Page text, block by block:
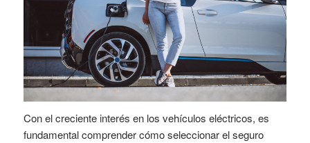
Con el creciente interés en los vehículos eléctricos, es
fundamental comprender cómo seleccionar el seguro